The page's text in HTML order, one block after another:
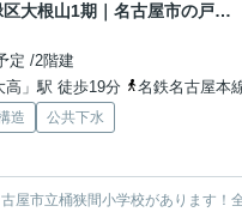
Re・Terrechez緑区大根山1期｜名古屋市の戸建ならホームアップ
定 /2階建
高」駅 徒歩19分
名鉄名古屋本線「左京
造
公共下水
屋市立桶狭間小学校があります！